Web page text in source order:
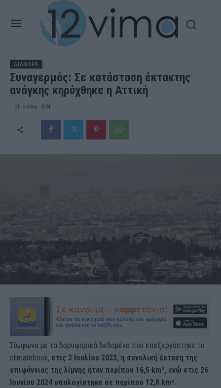
ΔΙΑΦΟΡΑ
Συναγερμός: Σε κατάσταση έκτακτης
ανάγκης κηρύχθηκε η Αττική
21 Ιουλίου, 2024
Σύμφωνα με τα δορυφορικά δεδομένα που επεξεργάστηκε το
climatebook, στις 2 Ιουλίου 2023, η συνολική έκταση της
επιφάνειας της λίμνης ήταν περίπου 16,5 km², ενώ στις 26
Ιουνίου 2024 υπολογίστηκε σε περίπου 12,8 km².